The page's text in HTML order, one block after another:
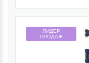
ЛИДЕР
ПРОДАЖ